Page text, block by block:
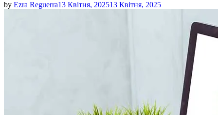
by Ezra Reguerra13 Квітня, 202513 Квітня, 2025